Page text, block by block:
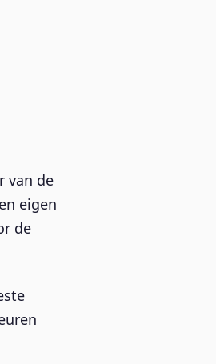
van de
eigen
de